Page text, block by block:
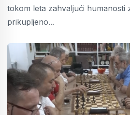
tokom leta zahvaljući humanosti
prikupljeno...